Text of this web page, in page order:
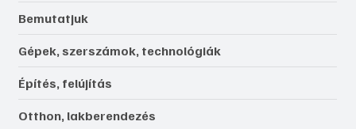
Bemutatjuk
Gépek, szerszámok, technológiák
Építés, felújítás
Otthon, lakberendezés